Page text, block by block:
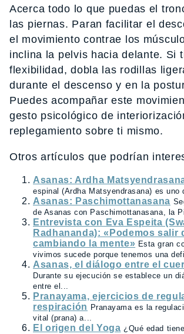
Acerca todo lo que puedas el
las piernas. Paran facilitar el
el movimiento contrae los
inclina la pelvis hacia delante. Si
flexibilidad, dobla las rodillas
durante el descenso y en la
Puedes acompañar este
gesto psicológico de
replegamiento sobre ti mismo.
Otros artículos que podrían
Asanas: Ardha
espinal (Ardha Matsyendrasana) es uno
Asanas: Paschimottanasana
de Asanas con Paschimottanasana, la
Entrevista con Eva Espeita
Radhananda): «Podemos salir
cambiando la mente» Esta gran
vivimos sucede porque tenemos una
Asanas, el diálogo entre el
Durante su ejecución se establece un
entre el...
Pranayama, ejercicios de
respiración Pranayama es la
vital (prana) a...
El origen del Yoga ¿Qué edad